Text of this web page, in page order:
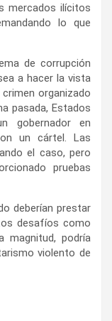
mercados ilícitos
lo que
de corrupción
a hacer la vista
organizado
pasada, Estados
gobernador en
un cártel. Las
el caso, pero
pruebas
deberían prestar
desafíos como
magnitud, podría
violento de